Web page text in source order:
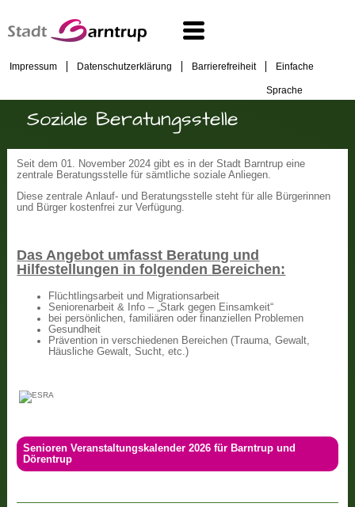
Impressum Datenschutzerklärung Barrierefreiheit Einfache
Sprache
Soziale Beratungsstelle
Seit dem 01. November 2024 gibt es in der Stadt Barntrup eine
zentrale Beratungsstelle für sämtliche soziale Anliegen.
Diese zentrale Anlauf- und Beratungsstelle steht für alle Bürgerinnen
und Bürger kostenfrei zur Verfügung.
Das Angebot umfasst Beratung und
Hilfestellungen in folgenden Bereichen:
Flüchtlingsarbeit und Migrationsarbeit
Seniorenarbeit & Info – „Stark gegen Einsamkeit“
bei persönlichen, familiären oder finanziellen Problemen
Gesundheit
Prävention in verschiedenen Bereichen (Trauma, Gewalt,
Häusliche Gewalt, Sucht, etc.)
Senioren Veranstaltungskalender 2026 für Barntrup und
Dörentrup